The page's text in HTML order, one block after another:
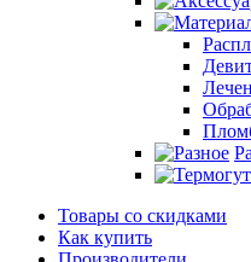
Товары со скидками
Как купить